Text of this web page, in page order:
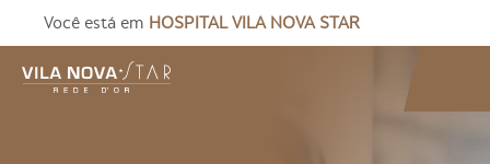
Você está em HOSPITAL VILA NOVA STAR